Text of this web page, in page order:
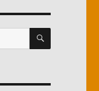
BUSCAR